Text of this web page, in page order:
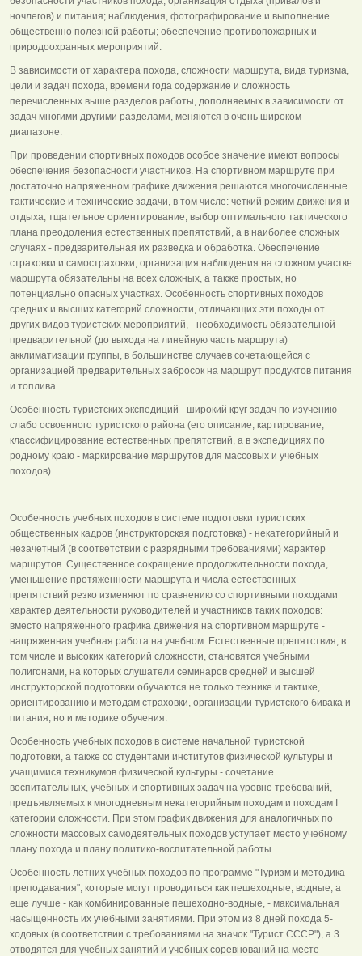
ночлегов) и питания; наблюдения, фотографирование и выполнение
общественно полезной работы; обеспечение противопожарных и
природоохранных мероприятий.
В зависимости от характера похода, сложности маршрута, вида туризма,
цели и задач похода, времени года содержание и сложность
перечисленных выше разделов работы, дополняемых в зависимости от
задач многими другими разделами, меняются в очень широком
диапазоне.
При проведении спортивных походов особое значение имеют вопросы
обеспечения безопасности участников. На спортивном маршруте при
достаточно напряженном графике движения решаются многочисленные
тактические и технические задачи, в том числе: четкий режим движения и
отдыха, тщательное ориентирование, выбор оптимального тактического
плана преодоления естественных препятствий, а в наиболее сложных
случаях - предварительная их разведка и обработка. Обеспечение
страховки и самостраховки, организация наблюдения на сложном участке
маршрута обязательны на всех сложных, а также простых, но
потенциально опасных участках. Особенность спортивных походов
средних и высших категорий сложности, отличающих эти походы от
других видов туристских мероприятий, - необходимость обязательной
предварительной (до выхода на линейную часть маршрута)
акклиматизации группы, в большинстве случаев сочетающейся с
организацией предварительных забросок на маршрут продуктов питания
и топлива.
Особенность туристских экспедиций - широкий круг задач по изучению
слабо освоенного туристского района (его описание, картирование,
классифицирование естественных препятствий, а в экспедициях по
родному краю - маркирование маршрутов для массовых и учебных
походов).
Особенность учебных походов в системе подготовки туристских
общественных кадров (инструкторская подготовка) - некатегорийный и
незачетный (в соответствии с разрядными требованиями) характер
маршрутов. Существенное сокращение продолжительности похода,
уменьшение протяженности маршрута и числа естественных
препятствий резко изменяют по сравнению со спортивными походами
характер деятельности руководителей и участников таких походов:
вместо напряженного графика движения на спортивном маршруте -
напряженная учебная работа на учебном. Естественные препятствия, в
том числе и высоких категорий сложности, становятся учебными
полигонами, на которых слушатели семинаров средней и высшей
инструкторской подготовки обучаются не только технике и тактике,
ориентированию и методам страховки, организации туристского бивака и
питания, но и методике обучения.
Особенность учебных походов в системе начальной туристской
подготовки, а также со студентами институтов физической культуры и
учащимися техникумов физической культуры - сочетание
воспитательных, учебных и спортивных задач на уровне требований,
предъявляемых к многодневным некатегорийным походам и походам I
категории сложности. При этом график движения для аналогичных по
сложности массовых самодеятельных походов уступает место учебному
плану похода и плану политико-воспитательной работы.
Особенность летних учебных походов по программе "Туризм и методика
преподавания", которые могут проводиться как пешеходные, водные, а
еще лучше - как комбинированные пешеходно-водные, - максимальная
насыщенность их учебными занятиями. При этом из 8 дней похода 5-
ходовых (в соответствии с требованиями на значок "Турист СССР"), а 3
отводятся для учебных занятий и учебных соревнований на месте